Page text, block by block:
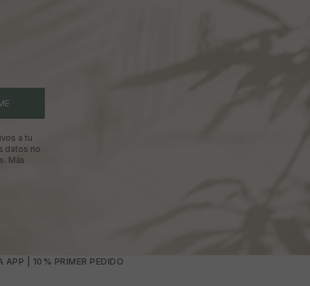
a tu
datos no
Más
APP | 10% PRIMER PEDIDO